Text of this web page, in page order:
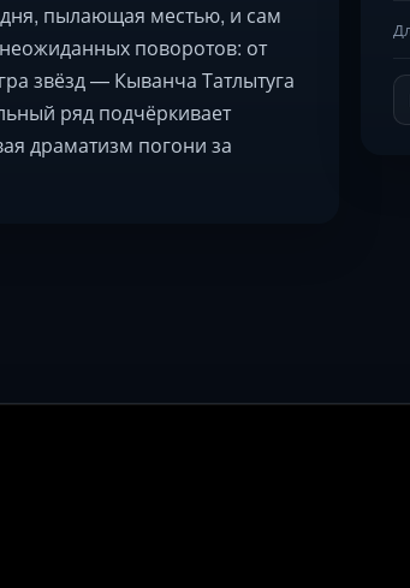
пылающая местью, и сам
поворотов: от
звёзд — Кыванча Татлытуга
ряд подчёркивает
драматизм погони за